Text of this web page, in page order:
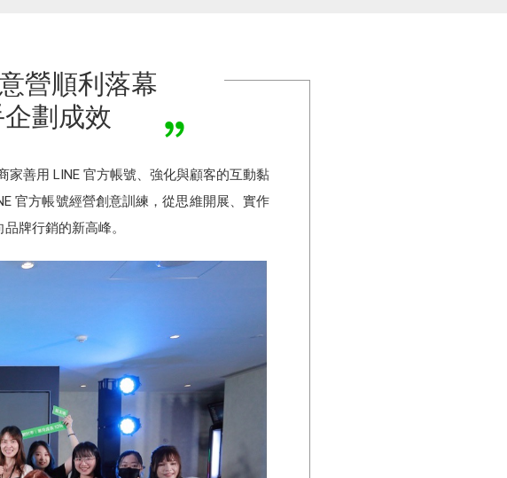
營順利落幕
劃成效
善用 LINE 官方帳號、強化與顧客的互動黏
官方帳號經營創意訓練，從思維開展、實作
牌行銷的新高峰。